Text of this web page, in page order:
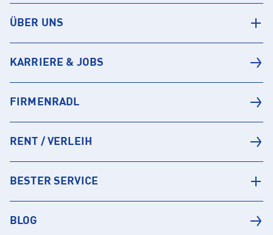
ÜBER UNS
KARRIERE & JOBS
FIRMENRADL
RENT / VERLEIH
BESTER SERVICE
BLOG